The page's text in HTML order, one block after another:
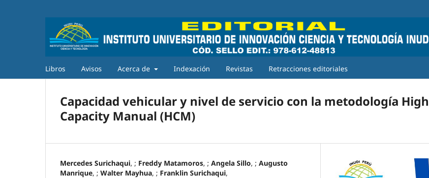
Libros Avisos Acerca de Indexación Revistas Retracciones editoriales
Capacidad vehicular y nivel de servicio con la metodología
Capacity Manual (HCM)
Mercedes Surichaqui, ; Freddy Matamoros, ; Angela Sillo, ; Augusto
Manrique, ; Walter Mayhua, ; Franklin Surichaqui,